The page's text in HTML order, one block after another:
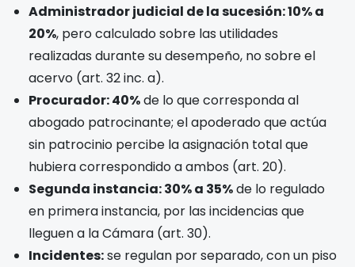
Administrador judicial de la sucesión: 10% a
20%, pero calculado sobre las utilidades
realizadas durante su desempeño, no sobre el
acervo (art. 32 inc. a).
Procurador: 40%de lo que corresponda al
abogado patrocinante; el apoderado que actúa
sin patrocinio percibe la asignación total que
hubiera correspondido a ambos (art. 20).
Segunda instancia: 30% a 35%de lo regulado
en primera instancia, por las incidencias que
lleguen a la Cámara (art. 30).
Incidentes:se regulan por separado, con un piso